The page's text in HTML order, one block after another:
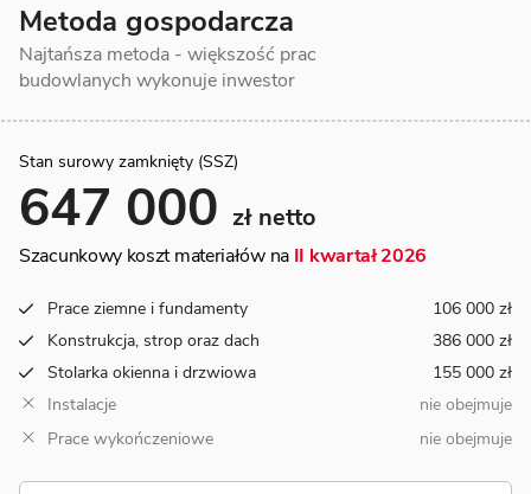
Metoda gospodarcza
Najtańsza metoda - większość prac
budowlanych wykonuje inwestor
Stan surowy zamknięty (SSZ)
647 000 zł netto
Szacunkowy koszt materiałów na II kwartał 2026
Prace ziemne i fundamenty
106 000 zł
Konstrukcja, strop oraz dach
386 000 zł
Stolarka okienna i drzwiowa
155 000 zł
Instalacje
nie obejmuje
Prace wykończeniowe
nie obejmuje